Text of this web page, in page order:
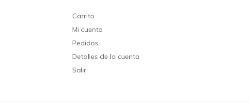
Carrito
Mi cuenta
Pedidos
Detalles de la cuenta
Salir